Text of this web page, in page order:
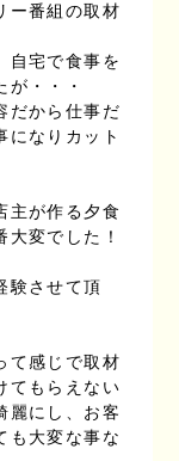
ー番組の取材
自宅で食事を
が・・・
だから仕事だ
になりカット
主が作る夕食
変でした！
験させて頂
て感じで取材
てもらえない
麗にし、お客
も大変な事な